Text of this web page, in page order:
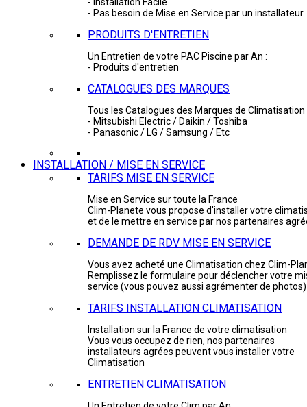
- Pas besoin de Mise en Service par un installateur
PRODUITS D'ENTRETIEN
Un Entretien de votre PAC Piscine par An :
- Produits d'entretien
CATALOGUES DES MARQUES
Tous les Catalogues des Marques de Climatisation
- Mitsubishi Electric / Daikin / Toshiba
- Panasonic / LG / Samsung / Etc
INSTALLATION / MISE EN SERVICE
TARIFS MISE EN SERVICE
Mise en Service sur toute la France
Clim-Planete vous propose d'installer votre
et de le mettre en service par nos partenaires
DEMANDE DE RDV MISE EN SERVICE
Vous avez acheté une Climatisation chez Clim-
Remplissez le formulaire pour déclencher votre
service (vous pouvez aussi agrémenter de photos)
TARIFS INSTALLATION CLIMATISATION
Installation sur la France de votre climatisation
Vous vous occupez de rien, nos partenaires
installateurs agrées peuvent vous installer votre
Climatisation
ENTRETIEN CLIMATISATION